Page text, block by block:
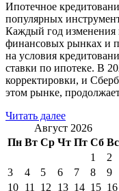
Ипотечное
популярных
Каждый год изменения
финансовых рынках и
на условия
ставки по ипотеке. В
корректировки, и
этом рынке,
Читать далее
Август 2026
Пн Вт Ср Чт Пт Сб Вс
1
2
3
4 5 6 7 8
9
10 11 12 13 14 15 16